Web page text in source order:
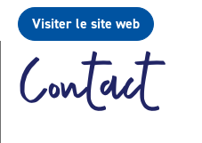
Visiter le site web
Contact